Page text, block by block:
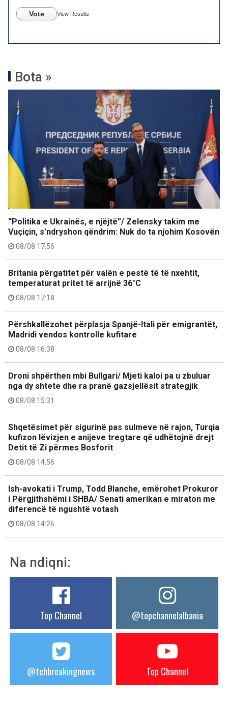
Vote View Results
Bota »
“Politika e Ukrainës, e njëjtë”/ Zelensky takim me
Vuçiçin, s’ndryshon qëndrim: Nuk do ta njohim Kosovën
08/08 17:56
Britania përgatitet për valën e pestë të të nxehtit,
temperaturat pritet të arrijnë 36°C
08/08 17:18
Përshkallëzohet përplasja Spanjë-Itali për emigrantët,
Madridi vendos kontrolle kufitare
08/08 16:38
Droni shpërthen mbi Bullgari/ Mjeti kaloi pa u zbuluar
nga dy shtete dhe ra pranë gazsjellësit strategjik
08/08 15:31
Shqetësimet për sigurinë pas sulmeve në rajon, Turqia
kufizon lëvizjen e anijeve tregtare që udhëtojnë drejt
Detit të Zi përmes Bosforit
08/08 14:56
Ish-avokati i Trump, Todd Blanche, emërohet Prokuror
i Përgjithshëmi i SHBA/ Senati amerikan e miraton me
diferencë të ngushtë votash
08/08 14:26
Na ndiqni:
Top Channel @topchannelalbania
@tchbreakingnews Top Channel